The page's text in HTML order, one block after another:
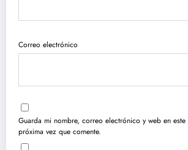
Correo electrónico
Guarda mi nombre, correo electrónico y web en
próxima vez que comente.